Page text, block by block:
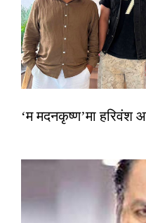
‘म मदनकृष्ण’मा हरिवंश